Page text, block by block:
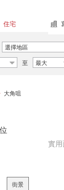
住宅
選擇地區
至 最大
大角咀
實
街景